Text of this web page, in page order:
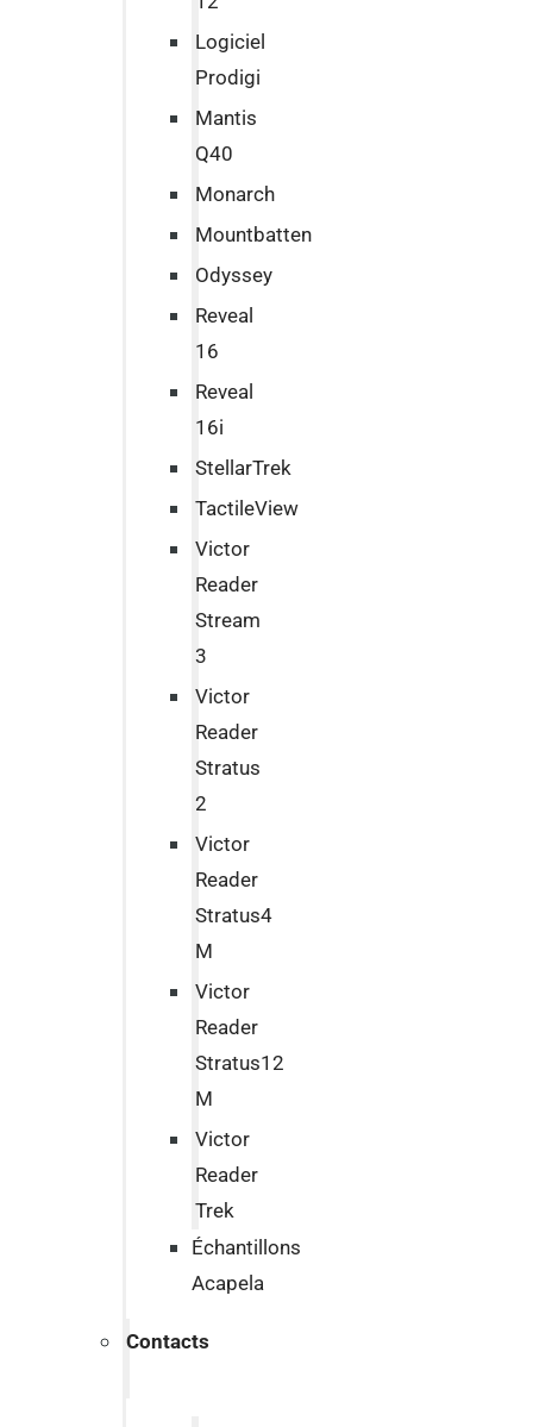
Logiciel
Prodigi
Mantis
Q40
Monarch
Mountbatten
Odyssey
Reveal
16
Reveal
16i
StellarTrek
TactileView
Victor
Reader
Stream
3
Victor
Reader
Stratus
2
Victor
Reader
Stratus4
M
Victor
Reader
Stratus12
M
Victor
Reader
Trek
Échantillons
Acapela
Contacts